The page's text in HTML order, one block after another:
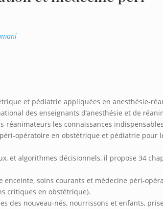
et pédiatrie appliquées en anesthésie-
des enseignants d’anesthésie et de
réanimateurs les connaissances
opératoire en obstétrique et pédiatrie pour
et algorithmes décisionnels, il propose 34
enceinte, soins courants et médecine péri-
critiques en obstétrique).
des nouveau-nés, nourrissons et enfants,